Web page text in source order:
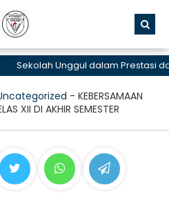
Sekolah Unggul dalam Prestasi dan
- KEBERSAMAAN
XII DI AKHIR SEMESTER